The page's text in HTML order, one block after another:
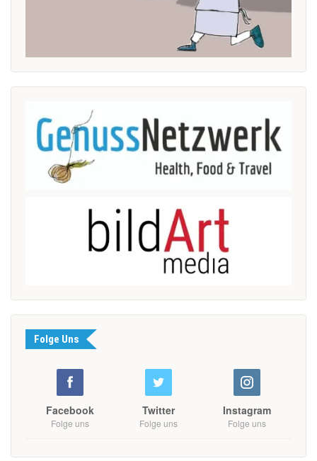
Folge Uns
Facebook
Folge uns
Twitter
Folge uns
Instagram
Folge uns